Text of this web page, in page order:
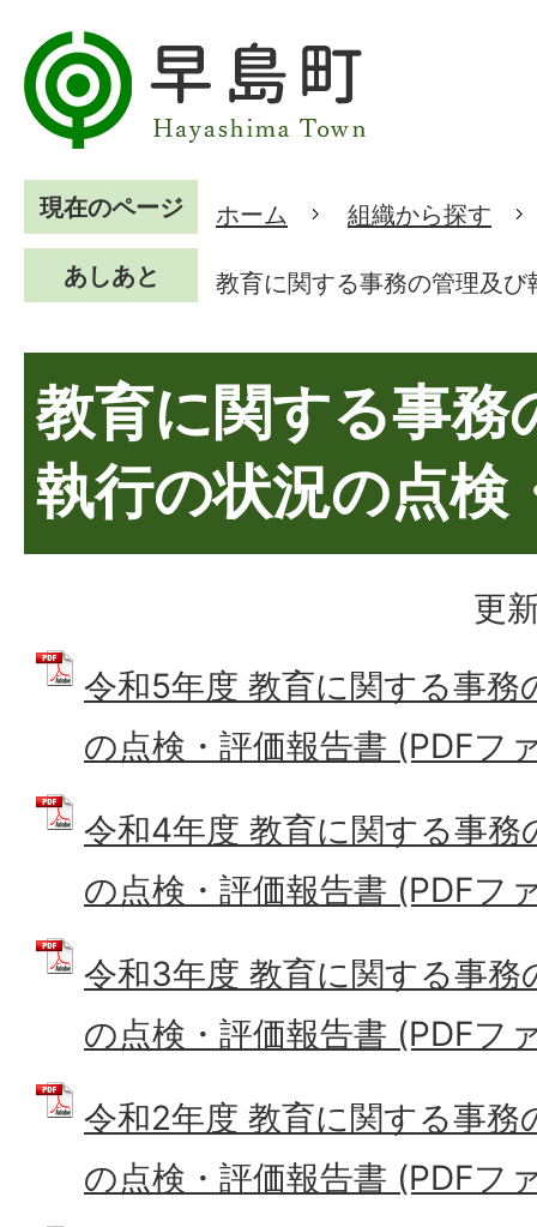
現在のページ ホーム 組織から探す
あしあと 教育に関する事務の管理及
教育に関する事務
執行の状況の点検
更
令和5年度 教育に関する事務
の点検・評価報告書 (PDFフ
令和4年度 教育に関する事務
の点検・評価報告書 (PDFフ
令和3年度 教育に関する事務
の点検・評価報告書 (PDFフ
令和2年度 教育に関する事務
の点検・評価報告書 (PDFフ